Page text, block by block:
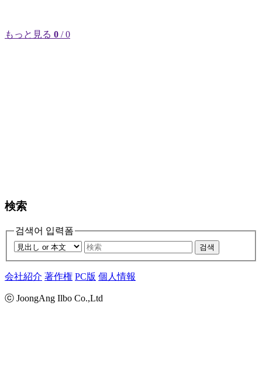
もっと見る 0 / 0
検索
검색어 입력폼
검색
会社紹介 著作権 PC版 個人情報
ⓒ JoongAng Ilbo Co.,Ltd